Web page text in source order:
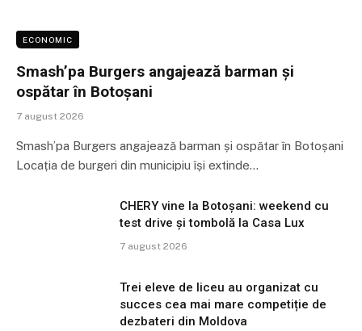
ECONOMIC
Smash’pa Burgers angajează barman și
ospătar în Botoșani
7 august 2026
Smash’pa Burgers angajează barman și ospătar în Botoșani
Locația de burgeri din municipiu își extinde…
CHERY vine la Botoșani: weekend cu
test drive și tombolă la Casa Lux
7 august 2026
Trei eleve de liceu au organizat cu
succes cea mai mare competiție de
dezbateri din Moldova